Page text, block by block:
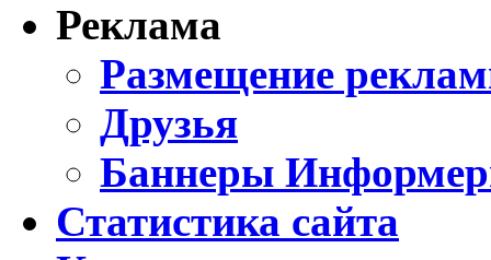
Реклама
Размещение
Друзья
Баннеры
Статистика сайта